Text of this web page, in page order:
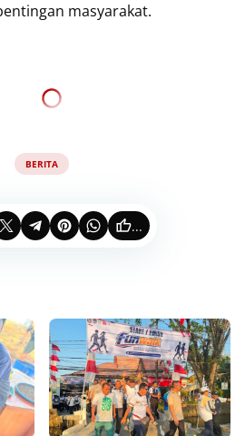
masyarakat.
BERITA
...